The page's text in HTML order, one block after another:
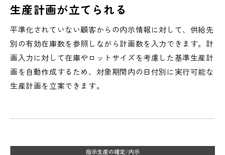
生産計画が立てられる
平準化されていない顧客からの内示情報に対して、供給先
別の有効在庫数を参照しながら計画数を入力できます。計
画入力に対して在庫やロットサイズを考慮した基準生産計
画を自動作成するため、対象期間内の日付別に実行可能な
生産計画を立案できます。